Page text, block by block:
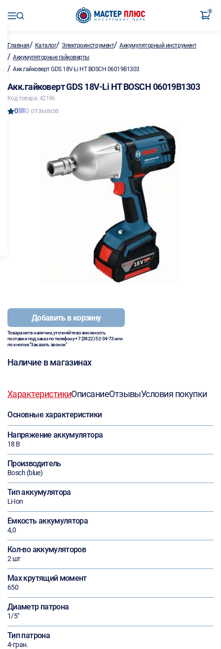
0
Главная/ Каталог/ Электроинструмент/Аккумуляторный инструмент
/ Аккумуляторные гайковерты
/ Акк.гайковерт GDS 18V-Li HT BOSCH 06019B1303
Акк.гайковерт GDS 18V-Li HT BOSCH 06019B1303
Код товара: 42196
0 0 отзывов
Добавить в корзину
Товара нет в наличии, уточняйте возможность
поставки под заказ по телефону+7 (3822) 52-34-73или
по кнопке "Заказать звонок"
Наличие в магазинах
ХарактеристикиОписаниеОтзывыУсловия покупки
Основные характеристики
Напряжение аккумулятора
18 В
Производитель
Bosch (blue)
Тип аккумулятора
Li-Ion
Емкость аккумулятора
4,0
Кол-во аккумуляторов
2 шт
Max крутящий момент
650
Диаметр патрона
1/5"
Тип патрона
4-гран.